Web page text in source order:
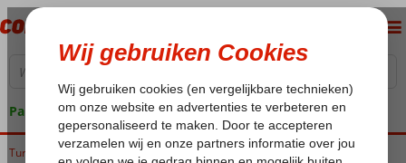
Pakketgarantie
Home
Turkije Turkse Riviera Antalya Lara Longstay Melas Lara